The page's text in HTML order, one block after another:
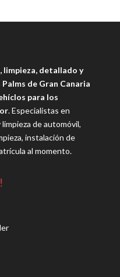
limpieza, detallado y
de Gran Canaria
para los
. Especialistas en
de automóvil,
instalación de
al momento.